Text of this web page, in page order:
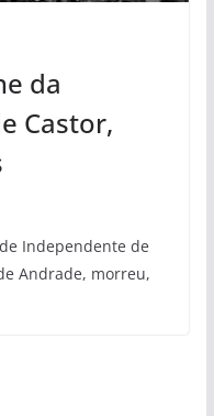
da
Castor,
Independente de
Andrade, morreu,